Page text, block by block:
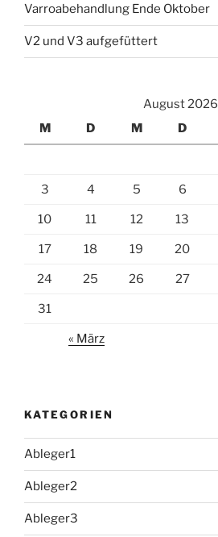
Varroabehandlung Ende Oktober
V2 und V3 aufgefüttert
August 2026
M
D M D
3 4 5 6
10 11 12 13
17 18 19 20
24 25 26 27
31
« März
KATEGORIEN
Ableger1
Ableger2
Ableger3